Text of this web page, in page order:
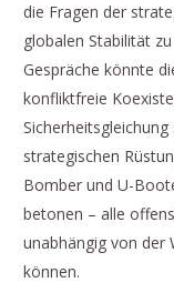
die Fragen der
globalen Stabilität
Gespräche könnte
konfliktfreie
strategischen
Bomber und U-
betonen – alle
unabhängig von der
können.